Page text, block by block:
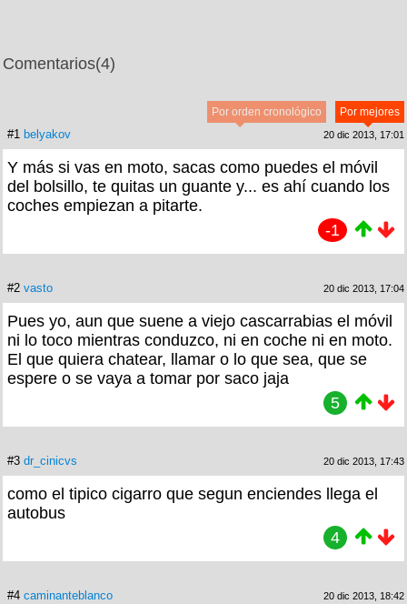
Comentarios(4)
Por mejores
Por orden cronológico
#1 belyakov 20 dic 2013, 17:01
Y más si vas en moto, sacas como puedes el móvil
del bolsillo, te quitas un guante y... es ahí cuando los
coches empiezan a pitarte.
-1
#2 vasto 20 dic 2013, 17:04
Pues yo, aun que suene a viejo cascarrabias el móvil
ni lo toco mientras conduzco, ni en coche ni en moto.
El que quiera chatear, llamar o lo que sea, que se
espere o se vaya a tomar por saco jaja
5
#3 dr_cinicvs 20 dic 2013, 17:43
como el tipico cigarro que segun enciendes llega el
autobus
4
#4 caminanteblanco 20 dic 2013, 18:42